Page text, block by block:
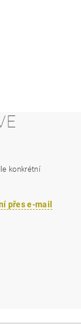
konkrétní
přes e-mail